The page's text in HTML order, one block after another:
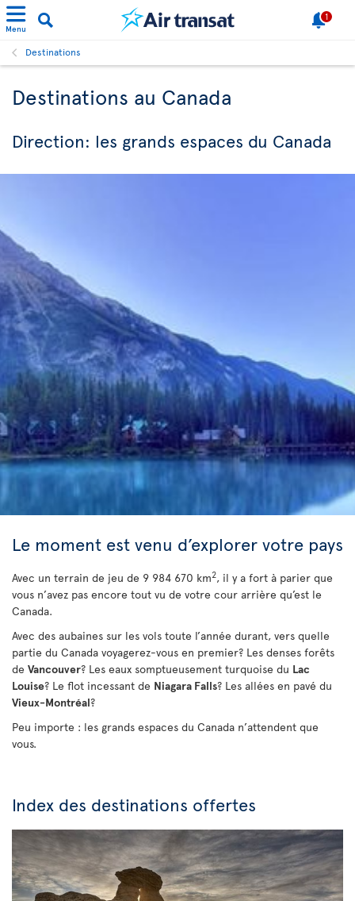
Menu
1
Destinations
Destinations au Canada
Direction: les grands espaces du Canada
Le moment est venu d’explorer votre pays
Avec un terrain de jeu de 9 984 670 km2, il y a fort à parier que
vous n’avez pas encore tout vu de votre cour arrière qu’est le
Canada.
Avec des aubaines sur les vols toute l’année durant, vers quelle
partie du Canada voyagerez-vous en premier? Les denses forêts
de Vancouver? Les eaux somptueusement turquoise du Lac
Louise? Le flot incessant de Niagara Falls? Les allées en pavé du
Vieux-Montréal?
Peu importe : les grands espaces du Canada n’attendent que
vous.
Index des destinations offertes